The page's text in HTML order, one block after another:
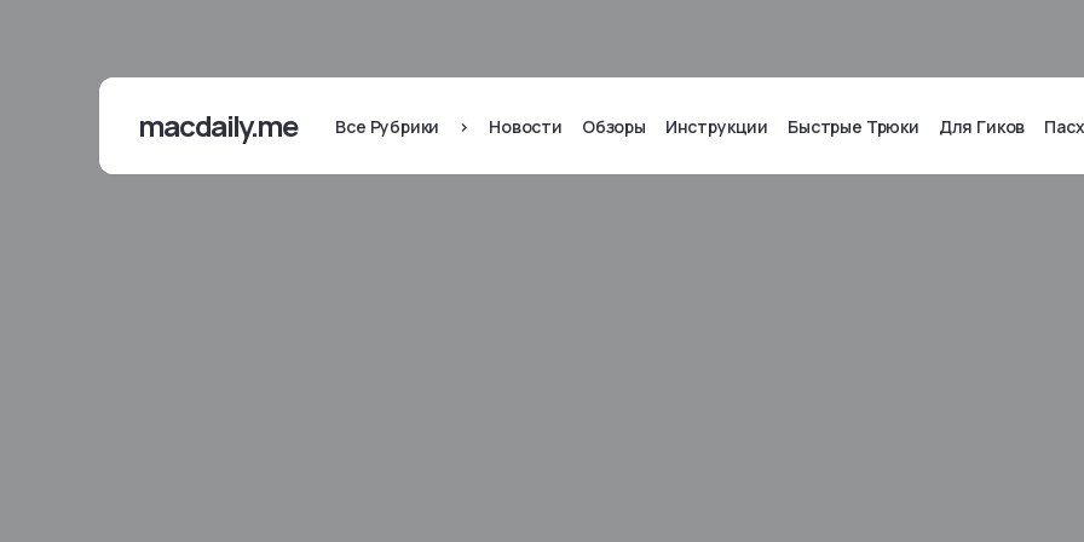
macdaily.me Все Рубрики > Новости Обзоры Инструкции Быстрые Трюки Для Гиков